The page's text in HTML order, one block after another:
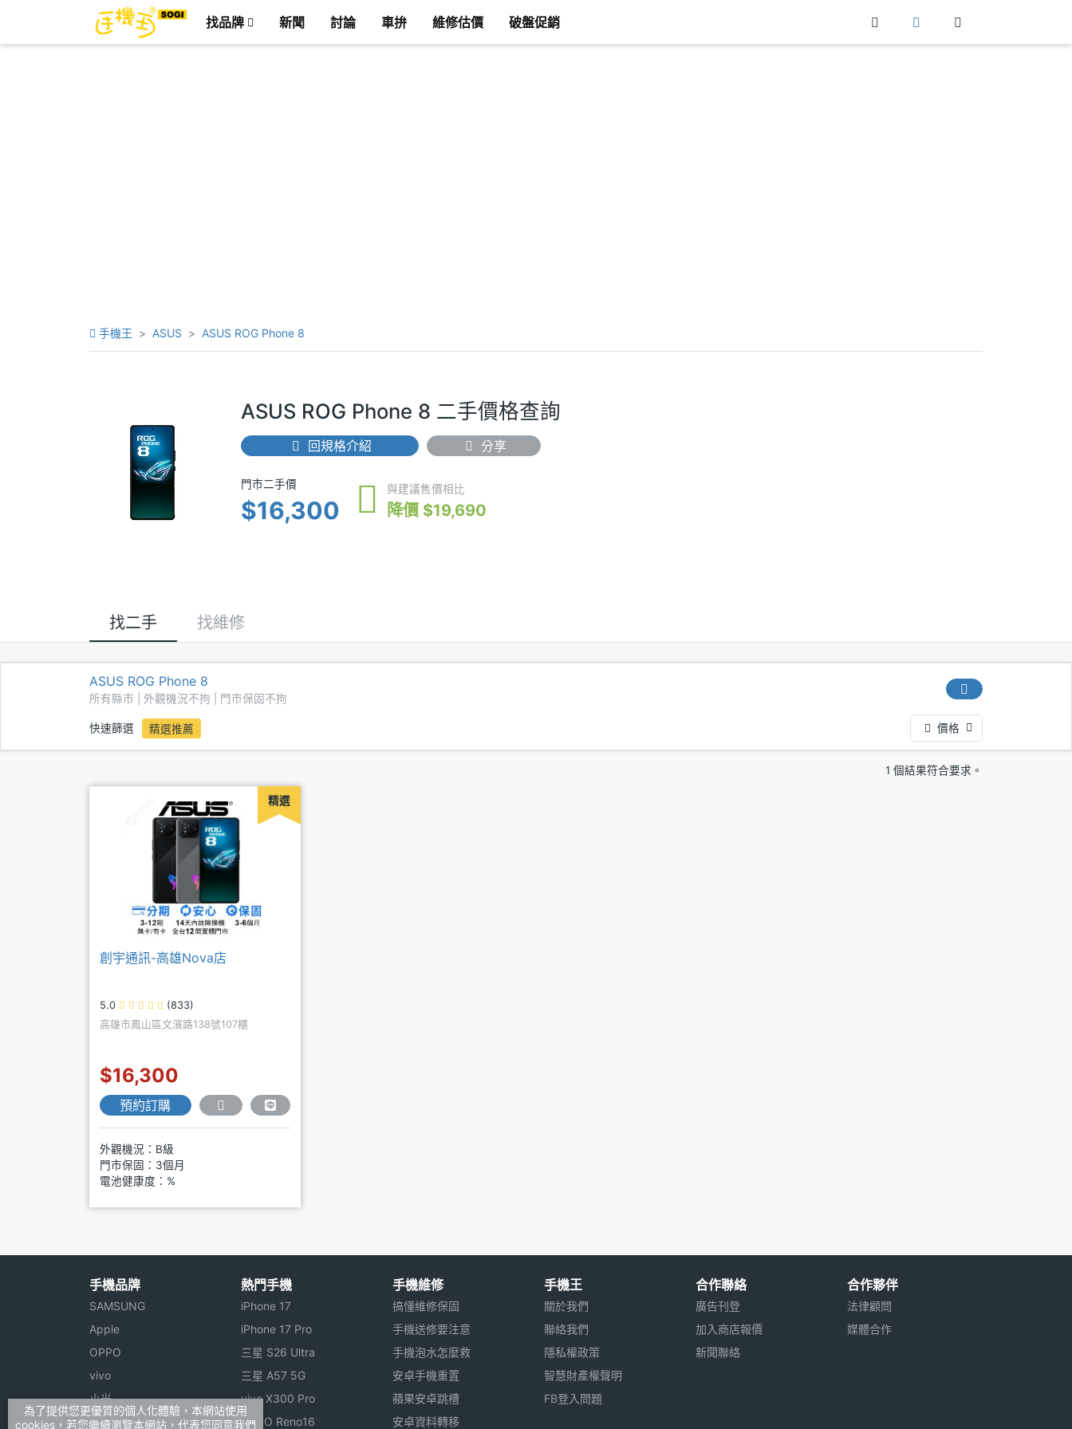
找品牌 新聞 討論 車拚 維修估價 破盤促銷
手機王 ASUS ASUS ROG Phone 8
ASUS ROG Phone 8 二手價格查詢
回規格介紹 分享
門市二手價 $16,300
門市二手價
$16,300
與建議售價相比
降價 $19,690
找二手 找維修
ASUS ROG Phone 8
所有縣市 | 外觀機況不拘 | 門市保固不拘
快速篩選 精選推薦 價格
1 個結果符合要求。
精選
創宇通訊-高雄Nova店
5.0
(833)
高雄市鳳山區文濱路138號107櫃
$16,300
預約訂購
外觀機況：B級
門市保固：3個月
電池健康度：%
手機品牌
SAMSUNG
Apple
OPPO
vivo
小米
ASUS
熱門手機
iPhone 17
iPhone 17 Pro
三星 S26 Ultra
三星 A57 5G
vivo X300 Pro
OPPO Reno16
手機維修
搞懂維修保固
手機送修要注意
手機泡水怎麼救
安卓手機重置
蘋果安卓跳槽
安卓資料轉移
手機王
關於我們
聯絡我們
隱私權政策
智慧財產權聲明
FB登入問題
合作聯絡
廣告刊登
加入商店報價
新聞聯絡
合作夥伴
法律顧問
媒體合作
為了提供您更優質的個人化體驗，本網站使用
cookies，若您繼續瀏覽本網站，代表您同意我們